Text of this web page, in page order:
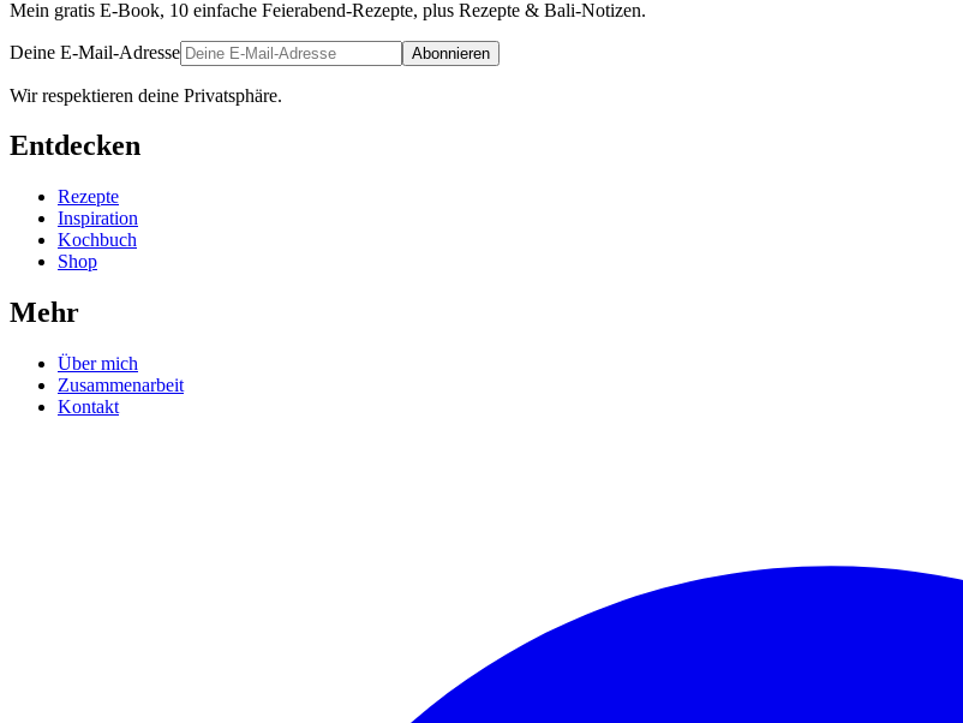
Mein gratis E-Book, 10 einfache Feierabend-Rezepte, plus Rezepte & Bali-Notizen.
Deine E-Mail-Adresse Abonnieren
Wir respektieren deine Privatsphäre.
Entdecken
Rezepte
Inspiration
Kochbuch
Shop
Mehr
Über mich
Zusammenarbeit
Kontakt